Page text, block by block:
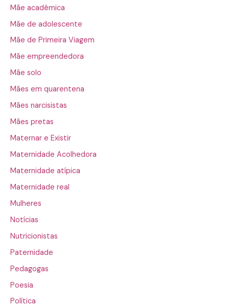
Mãe acadêmica
Mãe de adolescente
Mãe de Primeira Viagem
Mãe empreendedora
Mãe solo
Mães em quarentena
Mães narcisistas
Mães pretas
Maternar e Existir
Maternidade Acolhedora
Maternidade atípica
Maternidade real
Mulheres
Notícias
Nutricionistas
Paternidade
Pedagogas
Poesia
Política